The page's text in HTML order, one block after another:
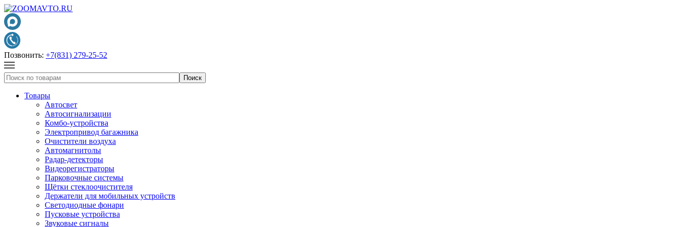
Позвонить: +7(831) 279-25-52
Товары
Автосвет
Автосигнализации
Комбо-устройства
Электропривод багажника
Очистители воздуха
Автомагнитолы
Радар-детекторы
Видеорегистраторы
Парковочные системы
Щётки стеклоочистителя
Держатели для мобильных устройств
Светодиодные фонари
Пусковые устройства
Звуковые сигналы